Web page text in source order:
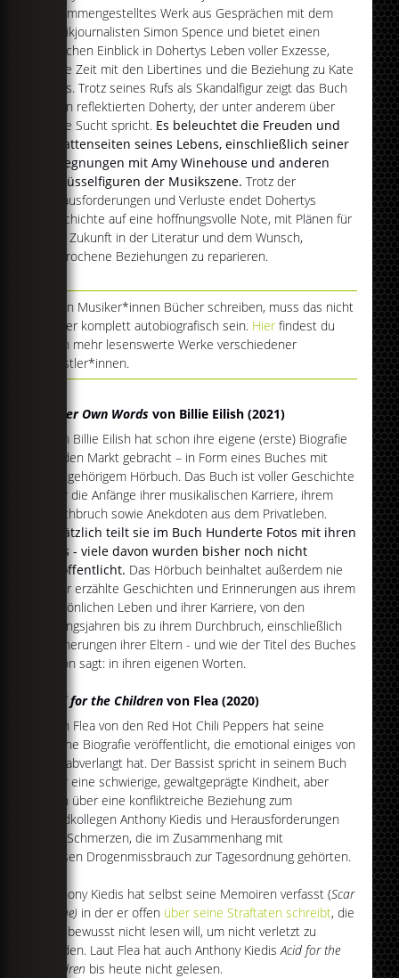
zusammengestelltes Werk aus Gesprächen mit dem
Musikjournalisten Simon Spence und bietet einen
ehrlichen Einblick in Dohertys Leben voller Exzesse,
seine Zeit mit den Libertines und die Beziehung zu Kate
Moss. Trotz seines Rufs als Skandalfigur zeigt das Buch
einen reflektierten Doherty, der unter anderem über
seine Sucht spricht. Es beleuchtet die Freuden und
Schattenseiten seines Lebens, einschließlich seiner
Begegnungen mit Amy Winehouse und anderen
Schlüsselfiguren der Musikszene. Trotz der
Herausforderungen und Verluste endet Dohertys
Geschichte auf eine hoffnungsvolle Note, mit Plänen für
eine Zukunft in der Literatur und dem Wunsch,
zerbrochene Beziehungen zu reparieren.
Wenn Musiker*innen Bücher schreiben, muss das nicht
immer komplett autobiografisch sein. Hier findest du
noch mehr lesenswerte Werke verschiedener
Künstler*innen.
In Her Own Words von Billie Eilish (2021)
Auch Billie Eilish hat schon ihre eigene (erste) Biografie
auf den Markt gebracht – in Form eines Buches mit
dazugehörigem Hörbuch. Das Buch ist voller Geschichte
über die Anfänge ihrer musikalischen Karriere, ihrem
Durchbruch sowie Anekdoten aus dem Privatleben.
Zusätzlich teilt sie im Buch Hunderte Fotos mit ihren
Fans - viele davon wurden bisher noch nicht
veröffentlicht. Das Hörbuch beinhaltet außerdem nie
zuvor erzählte Geschichten und Erinnerungen aus ihrem
persönlichen Leben und ihrer Karriere, von den
Anfangsjahren bis zu ihrem Durchbruch, einschließlich
Erinnerungen ihrer Eltern - und wie der Titel des Buches
schon sagt: in ihren eigenen Worten.
Acid for the Children von Flea (2020)
Auch Flea von den Red Hot Chili Peppers hat seine
eigene Biografie veröffentlicht, die emotional einiges von
ihm abverlangt hat. Der Bassist spricht in seinem Buch
über eine schwierige, gewaltgeprägte Kindheit, aber
auch über eine konfliktreiche Beziehung zum
Bandkollegen Anthony Kiedis und Herausforderungen
und Schmerzen, die im Zusammenhang mit
dessen Drogenmissbrauch zur Tagesordnung gehörten.
Anthony Kiedis hat selbst seine Memoiren verfasst (Scar
Tissue) in der er offen über seine Straftaten schreibt, die
Flea bewusst nicht lesen will, um nicht verletzt zu
werden. Laut Flea hat auch Anthony KiedisAcid for the
Children bis heute nicht gelesen.